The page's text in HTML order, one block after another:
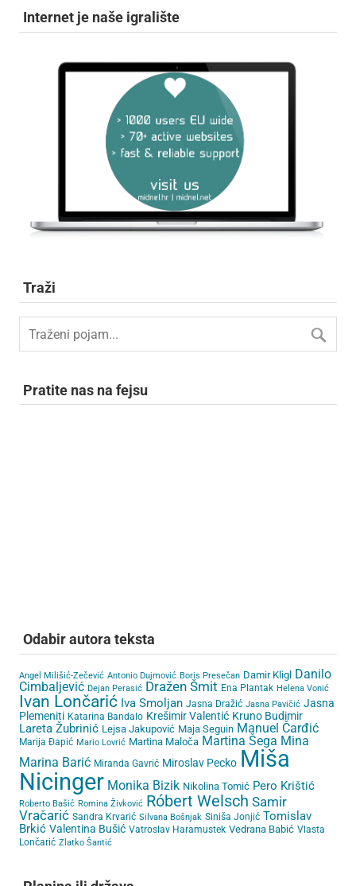
Internet je naše igralište
Traži
Pratite nas na fejsu
Odabir autora teksta
Angel Milišić-Zečević Antonio Dujmović Boris Presečan Damir Kligl Danilo
Cimbaljević Dejan Perasić Dražen Šmit Ena Plantak Helena Vonić
Ivan Lončarić Iva Smoljan Jasna Dražić Jasna Pavičić Jasna
Plemeniti Katarina Bandalo Krešimir Valentić Kruno Budimir
Lareta Žubrinić Lejsa Jakupović Maja Seguin Manuel Čarđić
Marija Đapić Mario Lovrić Martina Maloča Martina Šega Mina
Marina Barić Miranda Gavrić Miroslav Pecko Miša
Nicinger Monika Bizik Nikolina Tomić Pero Krištić
Roberto Bašić Romina Živković Róbert Welsch Samir
Vračarić Sandra Krvarić Silvana Bošnjak Siniša Jonjić Tomislav
Brkić Valentina Bušić Vatroslav Haramustek Vedrana Babić Vlasta
Lončarić Zlatko Šantić